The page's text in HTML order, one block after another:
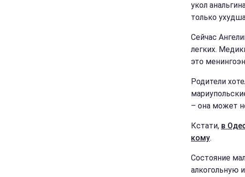
укол
только
Сейчас
легких.
это
Родители
– она может
Кстати, в
кому.
Состояние
алкогольную